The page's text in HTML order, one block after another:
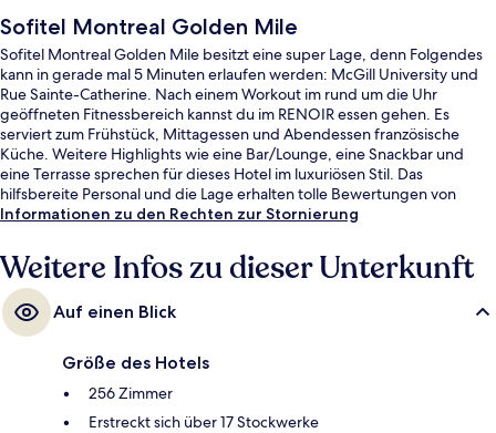
Sofitel Montreal Golden Mile
Sofitel Montreal Golden Mile besitzt eine super Lage, denn Folgendes
kann in gerade mal 5 Minuten erlaufen werden: McGill University und
Rue Sainte-Catherine. Nach einem Workout im rund um die Uhr
geöffneten Fitnessbereich kannst du im RENOIR essen gehen. Es
serviert zum Frühstück, Mittagessen und Abendessen französische
Küche. Weitere Highlights wie eine Bar/Lounge, eine Snackbar und
eine Terrasse sprechen für dieses Hotel im luxuriösen Stil. Das
hilfsbereite Personal und die Lage erhalten tolle Bewertungen von
anderen Reisenden. Die öffentlichen Verkehrsmittel sind nur einen
Station McGill 9 Minuten.
Informationen zu den Rechten zur Stornierung
Weitere Infos zu dieser Unterkunft
Auf einen Blick
Größe des Hotels
256 Zimmer
Erstreckt sich über 17 Stockwerke